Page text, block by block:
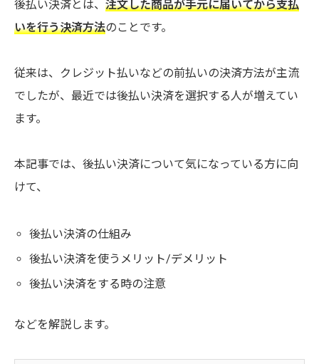
後払い決済とは、 注文した商品が手元に届いてから支払
いを行う決済方法のことです。
従来は、クレジット払いなどの前払いの決済方法が主流
でしたが、最近では後払い決済を選択する人が増えてい
ます。
本記事では、後払い決済について気になっている方に向
けて、
後払い決済の仕組み
後払い決済を使うメリット/デメリット
後払い決済をする時の注意
などを解説します。